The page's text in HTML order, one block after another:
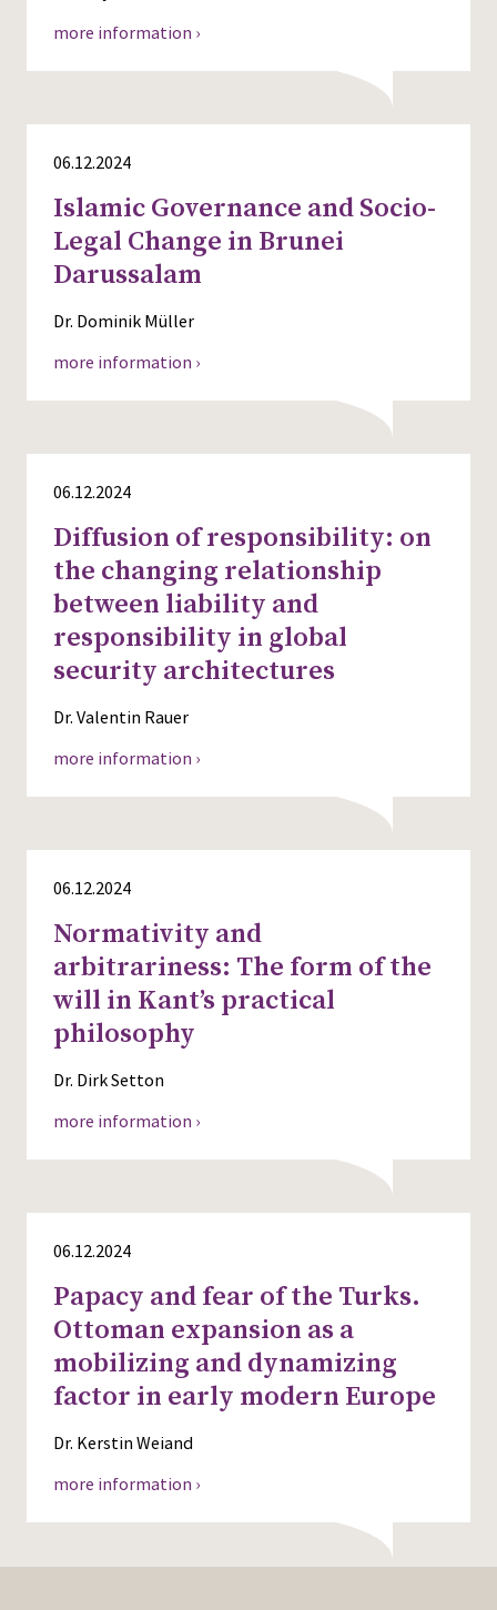
more information ›
06.12.2024
Islamic Governance and Socio-
Legal Change in Brunei
Darussalam
Dr. Dominik Müller
more information ›
06.12.2024
Diffusion of responsibility: on
the changing relationship
between liability and
responsibility in global
security architectures
Dr. Valentin Rauer
more information ›
06.12.2024
Normativity and
arbitrariness: The form of the
will in Kant’s practical
philosophy
Dr. Dirk Setton
more information ›
06.12.2024
Papacy and fear of the Turks.
Ottoman expansion as a
mobilizing and dynamizing
factor in early modern Europe
Dr. Kerstin Weiand
more information ›